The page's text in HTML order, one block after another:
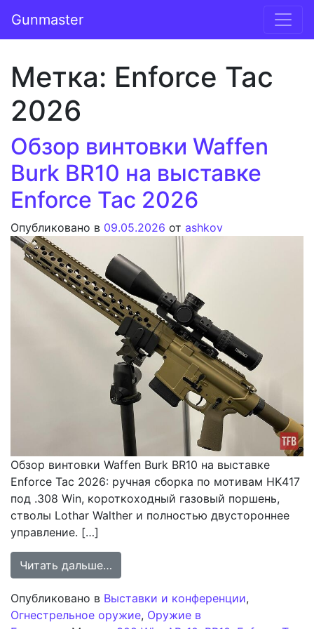
Основная навигация
Gunmaster
Метка: Enforce Tac
2026
Обзор винтовки Waffen
Burk BR10 на выставке
Enforce Tac 2026
Опубликовано в 09.05.2026 от ashkov
Обзор винтовки Waffen Burk BR10 на выставке
Enforce Tac 2026: ручная сборка по мотивам HK417
под .308 Win, короткоходный газовый поршень,
стволы Lothar Walther и полностью двустороннее
управление. […]
Читать дальше…
Опубликовано в Выставки и конференции,
Огнестрельное оружие, Оружие в